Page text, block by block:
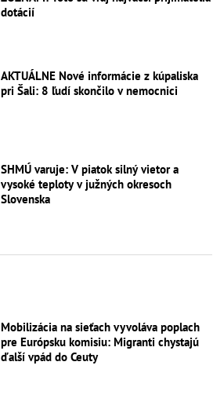
dotácií
AKTUÁLNE Nové informácie z kúpaliska
pri Šali: 8 ľudí skončilo v nemocnici
SHMÚ varuje: V piatok silný vietor a
vysoké teploty v južných okresoch
Slovenska
Mobilizácia na sieťach vyvoláva poplach
pre Európsku komisiu: Migranti chystajú
ďalší vpád do Ceuty